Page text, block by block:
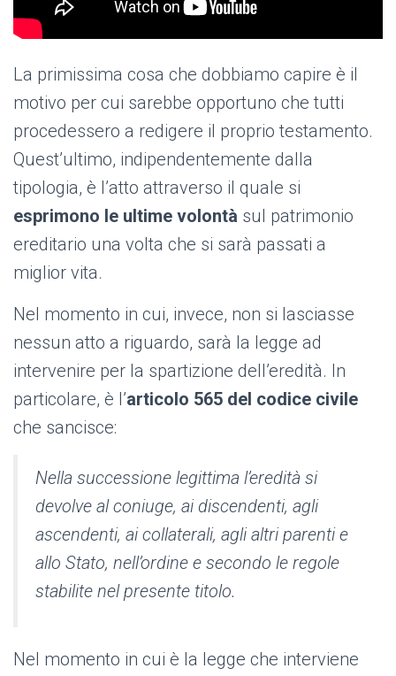
La primissima cosa che dobbiamo capire è il
motivo per cui sarebbe opportuno che tutti
procedessero a redigere il proprio testamento.
Quest’ultimo, indipendentemente dalla
tipologia, è l’atto attraverso il quale si
esprimono le ultime volontà sul patrimonio
ereditario una volta che si sarà passati a
miglior vita.
Nel momento in cui, invece, non si lasciasse
nessun atto a riguardo, sarà la legge ad
intervenire per la spartizione dell’eredità. In
particolare, è l’articolo 565 del codice civile
che sancisce:
Nella successione legittima l’eredità si
devolve al coniuge, ai discendenti, agli
ascendenti, ai collaterali, agli altri parenti e
allo Stato, nell’ordine e secondo le regole
stabilite nel presente titolo.
Nel momento in cui è la legge che interviene